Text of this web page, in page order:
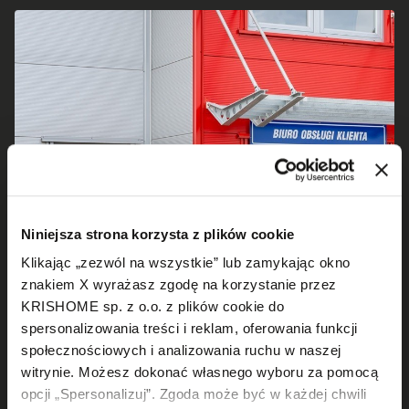
Niniejsza strona korzysta z plików cookie
Klikając „zezwól na wszystkie” lub zamykając okno
znakiem X wyrażasz zgodę na korzystanie przez
KRISHOME sp. z o.o. z plików cookie do
spersonalizowania treści i reklam, oferowania funkcji
społecznościowych i analizowania ruchu w naszej
witrynie. Możesz dokonać własnego wyboru za pomocą
opcji „Spersonalizuj”. Zgoda może być w każdej chwili